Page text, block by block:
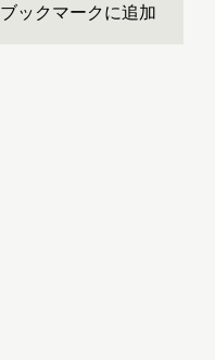
ブックマークに追加